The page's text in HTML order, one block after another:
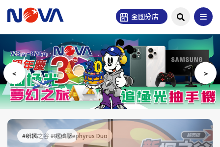
全國分店
#Galaxy Z Fold8 #Galaxy Z Flip8
#索尼克賽車 交叉世界
#瘋狂計程車：極速環遊
#新楓之谷：經典版
#ROG #ROG Zephyrus Duo